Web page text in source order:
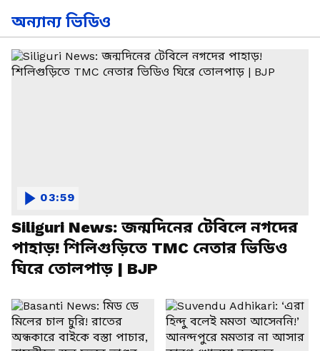
অন্যান্য ভিডিও
Siliguri News: জন্মদিনের টেবিলে নগদের
পাহাড়! শিলিগুড়িতে TMC নেতার ভিডিও
ঘিরে তোলপাড় | BJP
03:59